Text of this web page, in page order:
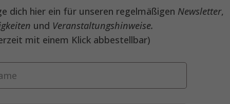
dich hier ein für unseren regelmäßigen Newsletter,
und Veranstaltungshinweise.
mit einem Klick abbestellbar)